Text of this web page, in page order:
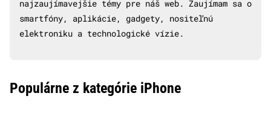
najzaujímavejšie témy pre náš web. Zaujímam sa o
smartfóny, aplikácie, gadgety, nositeľnú
elektroniku a technologické vízie.
Populárne z kategórie iPhone